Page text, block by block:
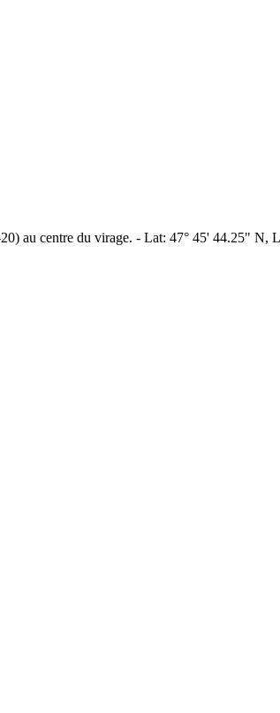
au centre du virage. - Lat: 47° 45' 44.25" N,